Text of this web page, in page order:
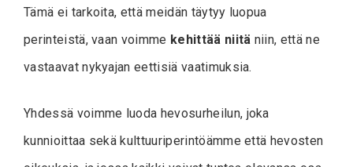
Tämä ei tarkoita, että meidän täytyy luopua
perinteistä, vaan voimme kehittää niitä niin, että ne
vastaavat nykyajan eettisiä vaatimuksia.
Yhdessä voimme luoda hevosurheilun, joka
kunnioittaa sekä kulttuuriperintöämme että hevosten